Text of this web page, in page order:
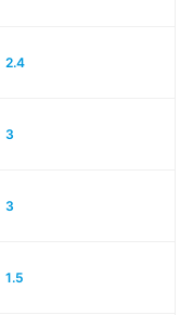
2.4
3
3
1.5